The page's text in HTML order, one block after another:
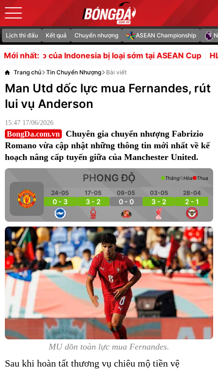
Lịch thi đấu Kết quả Chuyển nhượng ASEAN Championship
Mới nhất:
bị loại sớm tại ASEAN Cup HLV Herdman hạ thấp
Trang chủ Tin Chuyển Nhượng Bài viết
Man Utd dốc lực mua Fernandes, rút
lui vụ Anderson
15:47 17/06/2026
BongDa.com.vn
Chuyên gia chuyển nhượng Fabrizio
Romano vừa cập nhật những thông tin mới nhất về kế
hoạch nâng cấp tuyến giữa của Manchester United.
PHONG ĐỘ
24-05
0 - 3
17-05
3 - 2
09-05
0 - 0
03-05
3 - 2
28-04
2 - 1
Thắng Hòa Thua
MU dồn toàn lực mua Fernandes.
Sau khi hoàn tất thương vụ chiêu mộ tiền vệ